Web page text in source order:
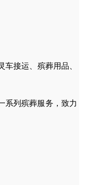
车接运 殡葬用品
系列殡葬服务， 致力